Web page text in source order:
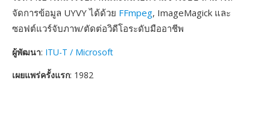
จัดการข้อมูล UYVY ได้ด้วย FFmpeg, ImageMagick และ
ซอฟต์แวร์จับภาพ/ตัดต่อวิดีโอระดับมืออาชีพ
ผู้พัฒนา: ITU-T / Microsoft
เผยแพร่ครั้งแรก: 1982